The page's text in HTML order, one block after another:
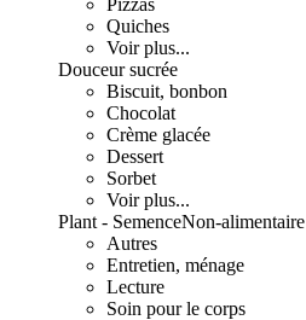
Pizzas
Quiches
Voir plus...
Douceur sucrée
Biscuit, bonbon
Chocolat
Crème glacée
Dessert
Sorbet
Voir plus...
Plant - SemenceNon-alimentaire
Autres
Entretien, ménage
Lecture
Soin pour le corps